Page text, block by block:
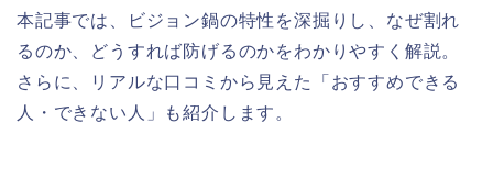
本記事では、ビジョン鍋の特性を深掘りし、なぜ割れ
るのか、どうすれば防げるのかをわかりやすく解説。
さらに、リアルな口コミから見えた「おすすめできる
人・できない人」も紹介します。